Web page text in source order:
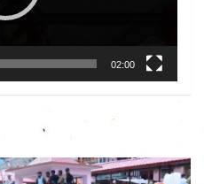
02:00